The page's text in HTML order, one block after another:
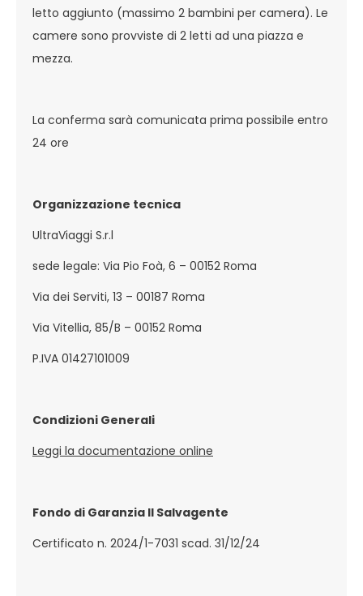
letto aggiunto (massimo 2 bambini per camera). Le
camere sono provviste di 2 letti ad una piazza e
mezza.
La conferma sarà comunicata prima possibile entro
24 ore
Organizzazione tecnica
UltraViaggi S.r.l
sede legale: Via Pio Foà, 6 – 00152 Roma
Via dei Serviti, 13 – 00187 Roma
Via Vitellia, 85/B – 00152 Roma
P.IVA 01427101009
Condizioni Generali
Leggi la documentazione online
Fondo di Garanzia Il Salvagente
Certificato n. 2024/1-7031 scad. 31/12/24